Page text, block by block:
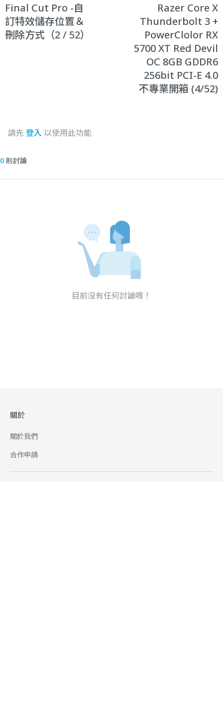
Final Cut Pro -自
訂特效儲存位置＆
刪除方式（2 / 52）
Razer Core X
Thunderbolt 3 +
PowerClolor RX
5700 XT Red Devil
OC 8GB GDDR6
256bit PCI-E 4.0
不專業開箱 (4/52)
請先 登入 以使用此功能
0 則討論
目前沒有任何討論唷！
關於
關於我們
合作申請